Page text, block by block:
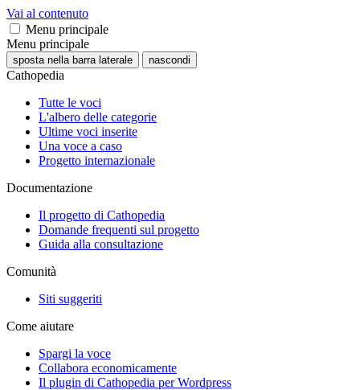
Vai al contenuto
Menu principale
Menu principale
sposta nella barra laterale nascondi
Cathopedia
Tutte le voci
L'albero delle categorie
Ultime voci inserite
Una voce a caso
Progetto internazionale
Documentazione
Il progetto di Cathopedia
Domande frequenti sul progetto
Guida alla consultazione
Comunità
Siti suggeriti
Come aiutare
Spargi la voce
Collabora economicamente
Il plugin di Cathopedia per Wordpress